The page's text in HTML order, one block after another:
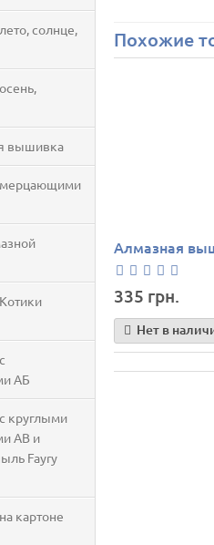
солнце,
вышивка
АБ
круглыми
AB и
Fayry
картоне
Похожие
Алмазная
335 грн.
Нет в